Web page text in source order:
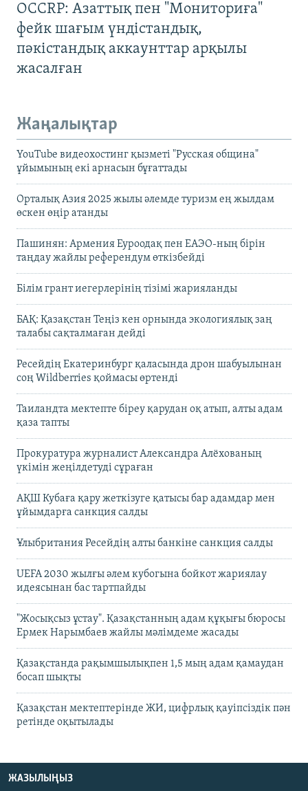
OCCRP: Азаттық пен "Мониториға"
фейк шағым үндістандық,
пәкістандық аккаунттар арқылы
жасалған
Жаңалықтар
YouTube видеохостинг қызметі "Русская община"
ұйымының екі арнасын бұғаттады
Орталық Азия 2025 жылы әлемде туризм ең жылдам
өскен өңір атанды
Пашинян: Армения Еуроодақ пен ЕАЭО-ның бірін
таңдау жайлы референдум өткізбейді
Білім грант иегерлерінің тізімі жарияланды
БАҚ: Қазақстан Теңіз кен орнында экологиялық заң
талабы сақталмаған дейді
Ресейдің Екатеринбург қаласында дрон шабуылынан
соң Wildberries қоймасы өртенді
Таиландта мектепте біреу қарудан оқ атып, алты адам
қаза тапты
Прокуратура журналист Александра Алёхованың
үкімін жеңілдетуді сұраған
АҚШ Кубаға қару жеткізуге қатысы бар адамдар мен
ұйымдарға санкция салды
Ұлыбритания Ресейдің алты банкіне санкция салды
UEFA 2030 жылғы әлем кубогына бойкот жариялау
идеясынан бас тартпайды
"Жосықсыз ұстау". Қазақстанның адам құқығы бюросы
Ермек Нарымбаев жайлы мәлімдеме жасады
Қазақстанда рақымшылықпен 1,5 мың адам қамаудан
босап шықты
Қазақстан мектептерінде ЖИ, цифрлық қауіпсіздік пән
ретінде оқытылады
ЖАЗЫЛЫҢЫЗ